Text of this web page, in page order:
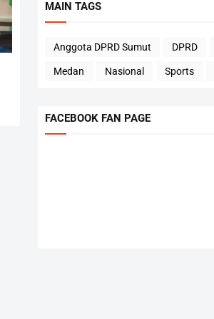
MAIN TAGS
Anggota DPRD Sumut DPRD
Medan Nasional Sports
FACEBOOK FAN PAGE